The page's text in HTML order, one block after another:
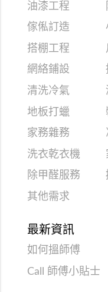
油漆工程
傢俬訂造
搭棚工程
網絡鋪設
清洗冷氣
地板打蠟
家務雜務
洗衣乾衣機
除甲醛服務
其他需求
最新資訊
如何搵師傅
Call 師傅小貼士